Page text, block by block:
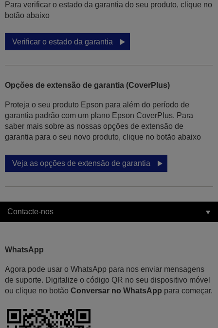
Para verificar o estado da garantia do seu produto, clique no
botão abaixo
Verificar o estado da garantia
Opções de extensão de garantia (CoverPlus)
Proteja o seu produto Epson para além do período de
garantia padrão com um plano Epson CoverPlus. Para
saber mais sobre as nossas opções de extensão de
garantia para o seu novo produto, clique no botão abaixo
Veja as opções de extensão de garantia
Contacte-nos
WhatsApp
Agora pode usar o WhatsApp para nos enviar mensagens
de suporte. Digitalize o código QR no seu dispositivo móvel
ou clique no botão Conversar no WhatsApp para começar.